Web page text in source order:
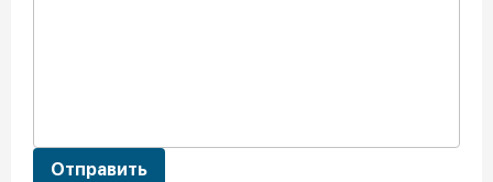
Отправить